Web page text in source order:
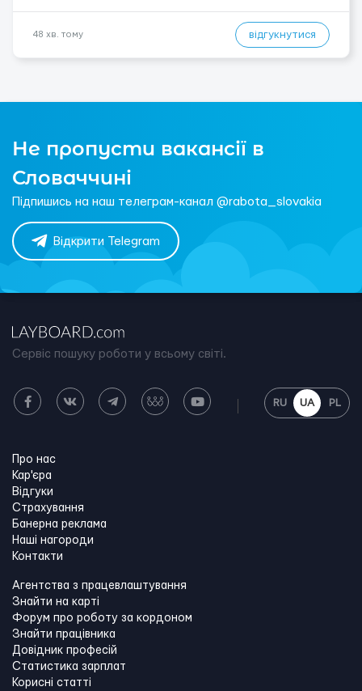
48 хв. тому відгукнутися
Не пропусти вакансії в
Словаччині
Підпишись на наш телеграм-канал @rabota_slovakia
Відкрити Telegram
Сервіс пошуку роботи у всьому світі.
RU UA PL
Про нас
Кар'єра
Відгуки
Страхування
Банерна реклама
Наші нагороди
Контакти
Агентства з працевлаштування
Знайти на карті
Форум про роботу за кордоном
Знайти працівника
Довідник професій
Статистика зарплат
Корисні статті